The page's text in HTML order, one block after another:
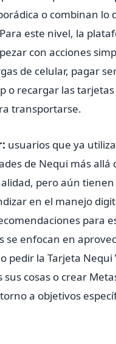
o combinan lo
este nivel, la
con acciones
de celular, pagar
o recargar las tarjetas
transportarse.
usuarios que ya
de Nequi más allá
pero aún tienen
en el manejo
para
se enfocan en
pedir la Tarjeta Nequi
sus cosas o crear
a objetivos